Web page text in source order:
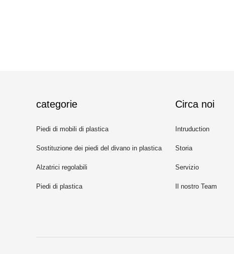
categorie
Piedi di mobili di plastica
Sostituzione dei piedi del divano in plastica
Alzatrici regolabili
Piedi di plastica
Circa noi
Intruduction
Storia
Servizio
Il nostro Team